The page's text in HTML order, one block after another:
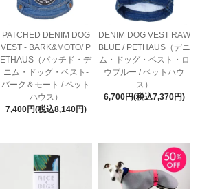
PATCHED DENIM DOG
VEST - BARK&MOTO/ P
ETHAUS（パッチド・デ
ニム・ドッグ・ベスト-
バーク＆モート / ペット
ハウス）
7,400円(税込8,140円)
DENIM DOG VEST RAW
BLUE / PETHAUS（デニ
ム・ドッグ・ベスト・ロ
ウブルー / ペットハウ
ス）
6,700円(税込7,370円)